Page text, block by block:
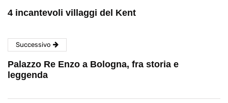
4 incantevoli villaggi del Kent
Successivo
Palazzo Re Enzo a Bologna, fra storia e
leggenda